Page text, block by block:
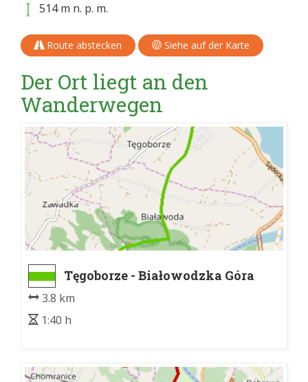
514 m n. p. m.
Route abstecken Siehe auf der Karte
Der Ort liegt an den
Wanderwegen
Tęgoborze - Białowodzka Góra
3.8 km
1:40 h